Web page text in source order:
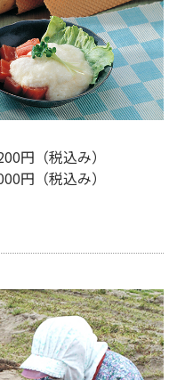
円（税込み）
円（税込み）